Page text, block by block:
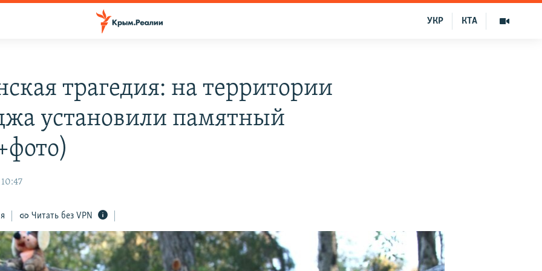
КТА
УКР
трагедия: на территории
установили памятный
Читать без VPN